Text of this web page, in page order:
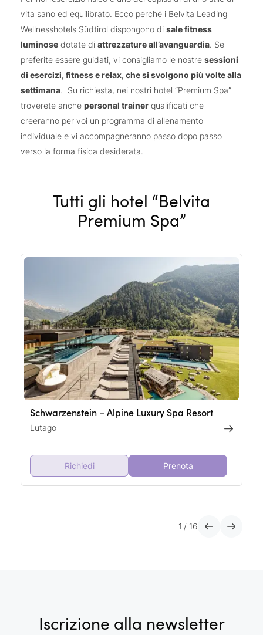
vita sano ed equilibrato. Ecco perché i Belvita Leading
Wellnesshotels Südtirol dispongono di sale fitness
luminose dotate di attrezzature all’avanguardia. Se
preferite essere guidati, vi consigliamo le nostre sessioni
di esercizi, fitness e relax, che si svolgono più volte alla
settimana. Su richiesta, nei nostri hotel “Premium Spa”
troverete anche personal trainer qualificati che
creeranno per voi un programma di allenamento
individuale e vi accompagneranno passo dopo passo
verso la forma fisica desiderata.
Tutti gli hotel “Belvita
Premium Spa”
Schwarzenstein – Alpine Luxury Spa Resort
Lutago
Richiedi Prenota
1 / 16
Iscrizione alla newsletter